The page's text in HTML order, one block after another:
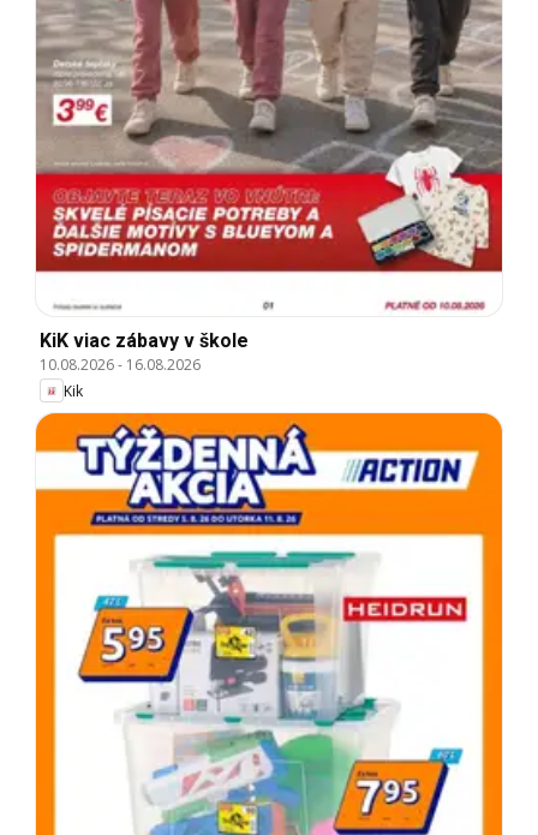
KiK viac zábavy v škole
10.08.2026- 16.08.2026
Kik